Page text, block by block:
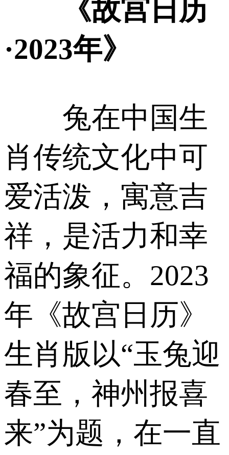
《故宫日历
·2023年》
兔在中国生
肖传统文化中可
爱活泼，寓意吉
祥，是活力和幸
福的象征。2023
年《故宫日历》
生肖版以“玉兔迎
春至，神州报喜
来”为题，在一直